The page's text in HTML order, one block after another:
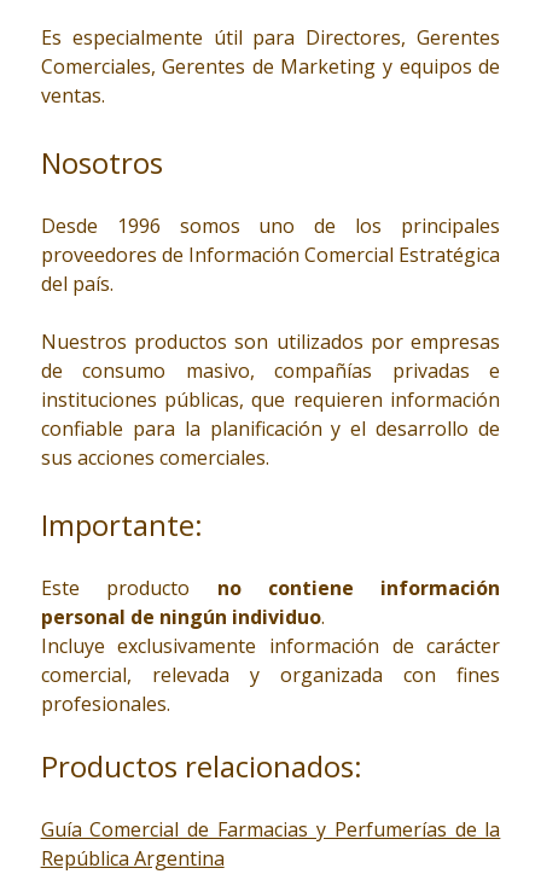
Es especialmente útil para Directores, Gerentes
Comerciales, Gerentes de Marketing y equipos de
ventas.
Nosotros
Desde 1996 somos uno de los principales
proveedores de Información Comercial Estratégica
del país.
Nuestros productos son utilizados por empresas
de consumo masivo, compañías privadas e
instituciones públicas, que requieren información
confiable para la planificación y el desarrollo de
sus acciones comerciales.
Importante:
Este producto no contiene información
personal de ningún individuo.
Incluye exclusivamente información de carácter
comercial, relevada y organizada con fines
profesionales.
Productos relacionados:
Guía Comercial de Farmacias y Perfumerías de la
República Argentina